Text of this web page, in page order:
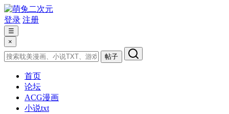
登录 注册
☰
×
帖子
首页
论坛
ACG漫画
小说txt